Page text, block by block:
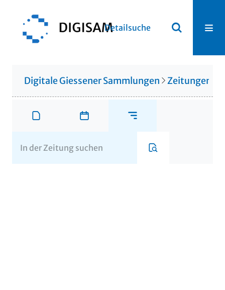
Detailsuche
Digitale Giessener Sammlungen Zeitungen